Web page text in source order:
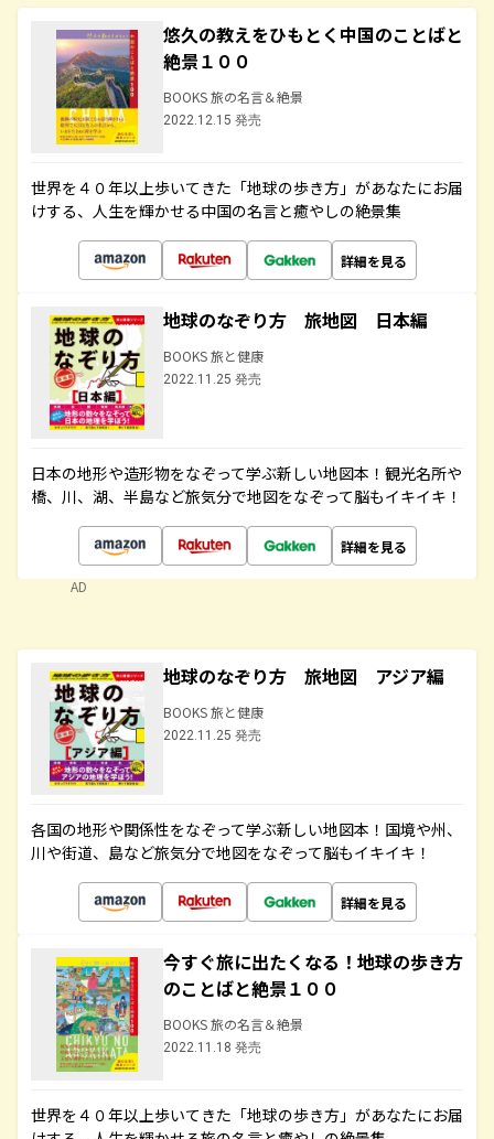
悠久の教えをひもとく中国のことばと
絶景１００
BOOKS 旅の名言＆絶景
2022.12.15 発売
世界を４０年以上歩いてきた「地球の歩き方」があなたにお届
けする、人生を輝かせる中国の名言と癒やしの絶景集
詳細を見る
地球のなぞり方 旅地図 日本編
BOOKS 旅と健康
2022.11.25 発売
日本の地形や造形物をなぞって学ぶ新しい地図本！観光名所や
橋、川、湖、半島など旅気分で地図をなぞって脳もイキイキ！
詳細を見る
AD
地球のなぞり方 旅地図 アジア編
BOOKS 旅と健康
2022.11.25 発売
各国の地形や関係性をなぞって学ぶ新しい地図本！国境や州、
川や街道、島など旅気分で地図をなぞって脳もイキイキ！
詳細を見る
今すぐ旅に出たくなる！地球の歩き方
のことばと絶景１００
BOOKS 旅の名言＆絶景
2022.11.18 発売
世界を４０年以上歩いてきた「地球の歩き方」があなたにお届